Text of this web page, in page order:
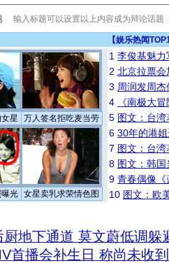
【娱乐热闻
星 万人签名拒吃麦当劳
光 女星卖乳求荣情色图
1 李俊基魅力
2 北京拉票
3 周润发周
4
《南极大
5 图文：台
6 30年的港
7 图文：台
8 图文：韩
9 青春偶像《
10 图文：欧
厨地下通道 莫文蔚低调躲
首播会补生日 称尚未收